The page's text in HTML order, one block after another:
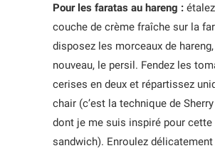
Pour les faratas au hareng :
couche de crème fraîche sur la
disposez les morceaux de hareng,
nouveau, le persil. Fendez les
cerises en deux et répartissez
chair (c’est la technique de
dont je me suis inspiré pour cette
sandwich). Enroulez délicatement